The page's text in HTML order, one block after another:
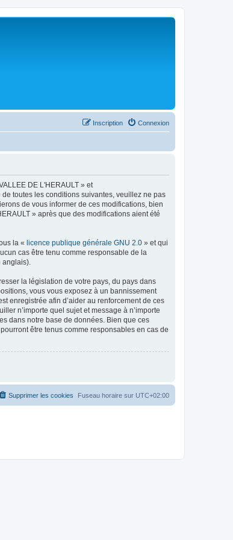
Connexion
Inscription
DE L'HERAULT » et
toutes les conditions suivantes, veuillez ne pas
de vous informer de ces modifications, bien
» après que des modifications aient été
la « licence publique générale GNU 2.0 » et qui
cas être tenu comme responsable de la
anglais).
la législation de votre pays, du pays dans
vous vous exposez à un bannissement
enregistrée afin d’aider au renforcement de ces
n’importe quel sujet et message à n’importe
dans notre base de données. Bien que ces
être tenus comme responsables en cas de
Fuseau horaire sur UTC+02:00
Supprimer les cookies